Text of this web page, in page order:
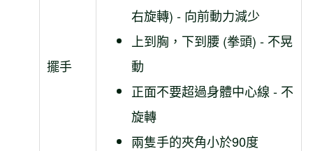
擺手
右旋轉) - 向前動力減少
上到胸，下到腰 (拳頭) - 不晃
動
正面不要超過身體中心線 - 不
旋轉
兩隻手的夾角小於90度